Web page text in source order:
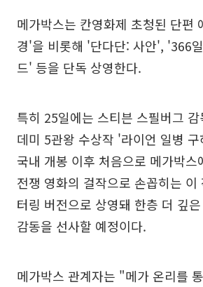
메가박스는 칸영화제 초청된 단편
경'을 비롯해 '단다단: 사안', '366
드' 등을 단독 상영한다.
특히 25일에는 스티븐 스필버그
데미 5관왕 수상작 '라이언 일병
국내 개봉 이후 처음으로 메가박스
전쟁 영화의 걸작으로 손꼽히는
터링 버전으로 상영돼 한층 더 깊
감동을 선사할 예정이다.
메가박스 관계자는 "메가 온리를